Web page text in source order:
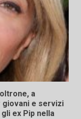
a
giovani e servizi
ex Pip nella